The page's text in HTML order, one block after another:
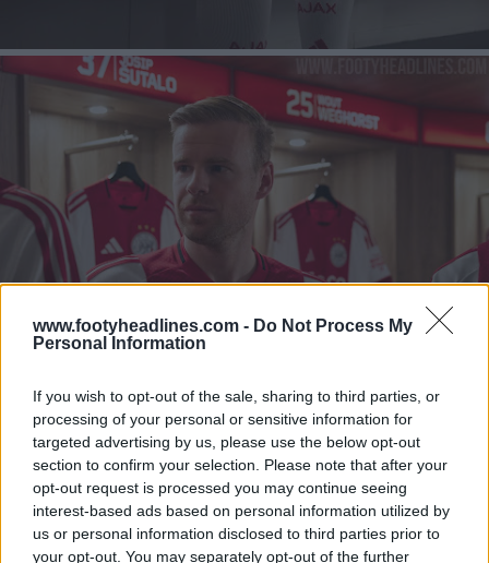
www.footyheadlines.com - Do Not Process My
Personal Information
If you wish to opt-out of the sale, sharing to third parties, or
processing of your personal or sensitive information for
targeted advertising by us, please use the below opt-out
section to confirm your selection. Please note that after your
opt-out request is processed you may continue seeing
interest-based ads based on personal information utilized by
us or personal information disclosed to third parties prior to
your opt-out. You may separately opt-out of the further